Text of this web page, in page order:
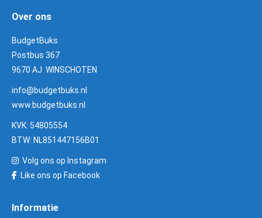
Over ons
BudgetBuks
Postbus 367
9670 AJ WINSCHOTEN
info@budgetbuks.nl
www.budgetbuks.nl
KVK: 54805554
BTW: NL851447156B01
Volg ons op Instagram
Like ons op Facebook
Informatie